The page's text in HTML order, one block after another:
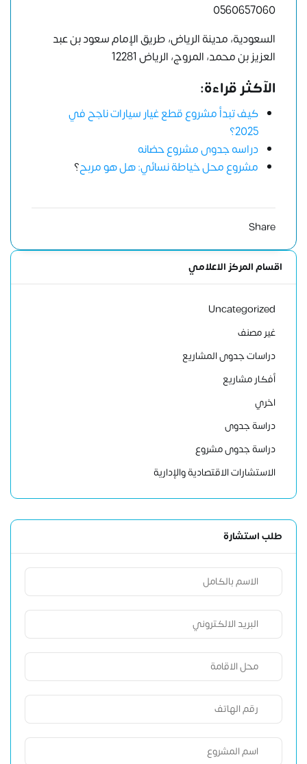
0560657060
السعودية، مدينة الرياض، طريق الإمام سعود بن عبد
العزيز بن محمد، المروج، الرياض 12281
الآكثر قراءة:
كيف تبدأ مشروع قطع غيار سيارات ناجح في
2025؟
دراسه جدوى مشروع حضانه
مشروع محل خياطة نسائي: هل هو مربح؟
Share
اقسام المركز الاعلامي
Uncategorized
غير مصنف
دراسات جدوى المشاريع
أفكار مشاريع
اخري
دراسة جدوى
دراسة جدوى مشروع
الاستشارات الاقتصادية والإدارية
طلب استشارة